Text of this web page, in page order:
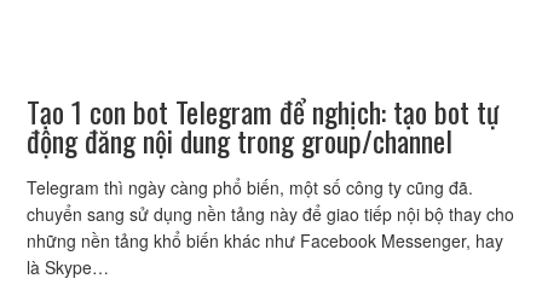
Tạo 1 con bot Telegram để nghịch: tạo bot tự
động đăng nội dung trong group/channel
Telegram thì ngày càng phổ biến, một số công ty cũng đã.
chuyển sang sử dụng nền tảng này để giao tiếp nội bộ thay cho
những nền tảng khổ biến khác như Facebook Messenger, hay
là Skype…